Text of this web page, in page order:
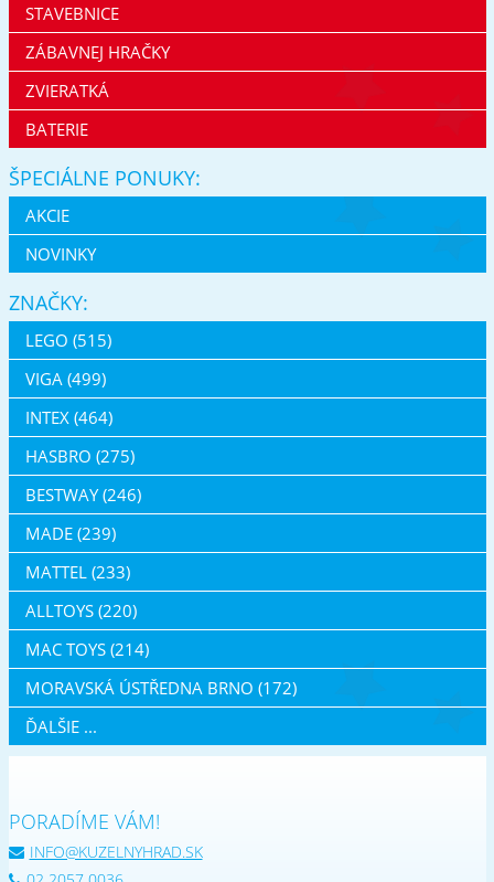
STAVEBNICE
ZÁBAVNEJ HRAČKY
ZVIERATKÁ
BATERIE
ŠPECIÁLNE PONUKY:
AKCIE
NOVINKY
ZNAČKY:
LEGO (515)
VIGA (499)
INTEX (464)
HASBRO (275)
BESTWAY (246)
MADE (239)
MATTEL (233)
ALLTOYS (220)
MAC TOYS (214)
MORAVSKÁ ÚSTŘEDNA BRNO (172)
ĎALŠIE ...
PORADÍME VÁM!
INFO@KUZELNYHRAD.SK